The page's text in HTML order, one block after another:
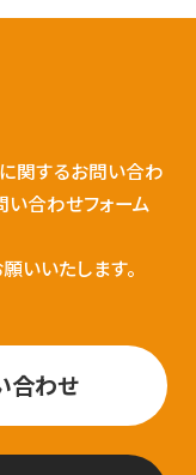
関するお問い合わ
合わせフォーム
いいたします。
合わせ